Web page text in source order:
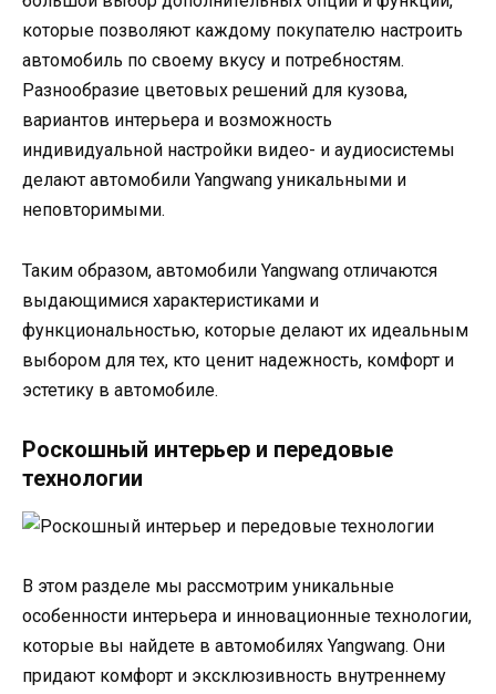
которые позволяют каждому покупателю настроить
автомобиль по своему вкусу и потребностям.
Разнообразие цветовых решений для кузова,
вариантов интерьера и возможность
индивидуальной настройки видео- и аудиосистемы
делают автомобили Yangwang уникальными и
неповторимыми.
Таким образом, автомобили Yangwang отличаются
выдающимися характеристиками и
функциональностью, которые делают их идеальным
выбором для тех, кто ценит надежность, комфорт и
эстетику в автомобиле.
Роскошный интерьер и передовые
технологии
В этом разделе мы рассмотрим уникальные
особенности интерьера и инновационные технологии,
которые вы найдете в автомобилях Yangwang. Они
придают комфорт и эксклюзивность внутреннему